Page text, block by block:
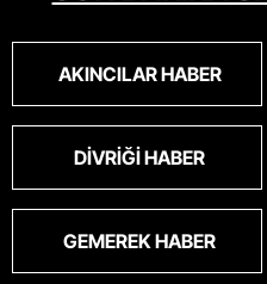
oldu.korkuyoruz.
AKINCILAR HABER
DIVRIĞI HABER
GEMEREK HABER